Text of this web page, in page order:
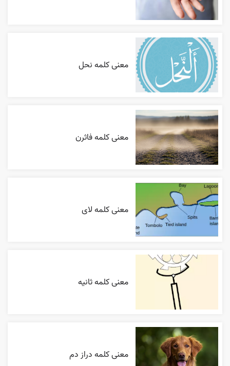
معنی کلمه نحل
معنی کلمه فاثرن
معنی کلمه لای
معنی کلمه ثانیه
معنی کلمه دراز دم